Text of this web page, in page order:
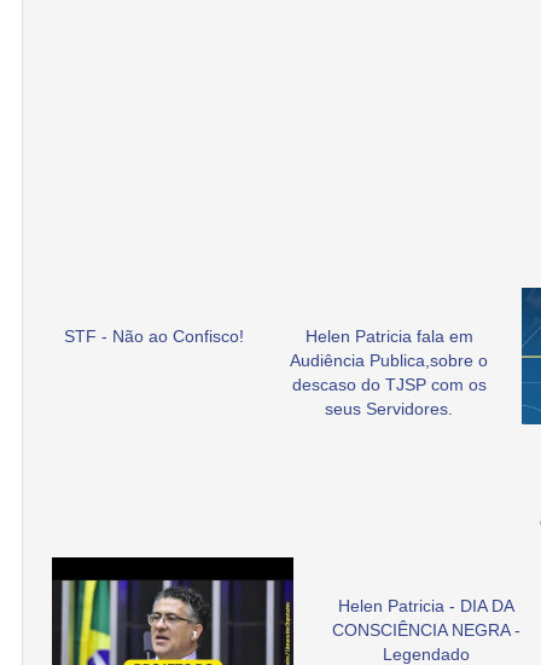
STF - Não ao Confisco!
Helen Patricia fala em
Audiência Publica,sobre o
descaso do TJSP com os
seus Servidores.
Helen Patricia - DIA DA
CONSCIÊNCIA NEGRA -
Legendado